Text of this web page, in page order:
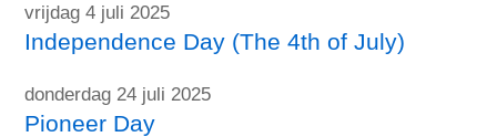
vrijdag 4 juli 2025
Independence Day (The 4th of July)
donderdag 24 juli 2025
Pioneer Day